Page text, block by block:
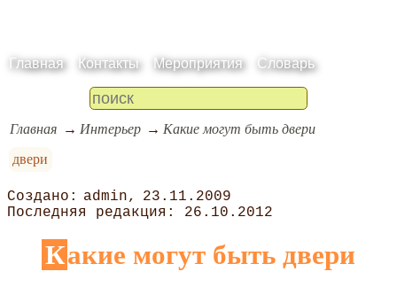
Главная Контакты Мероприятия Словарь
Главная Интерьер
Какие могут быть двери
двери
admin
23.11.2009
26.10.2012
Какие могут быть двери